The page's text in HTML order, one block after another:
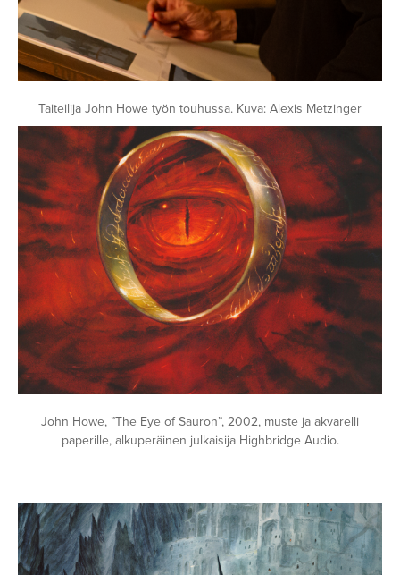
Taiteilija John Howe työn touhussa. Kuva: Alexis Metzinger
Avaa
kuva
galleriassa
John Howe, ”The Eye of Sauron”, 2002, muste ja akvarelli
paperille, alkuperäinen julkaisija Highbridge Audio.
Avaa
kuva
galleriassa